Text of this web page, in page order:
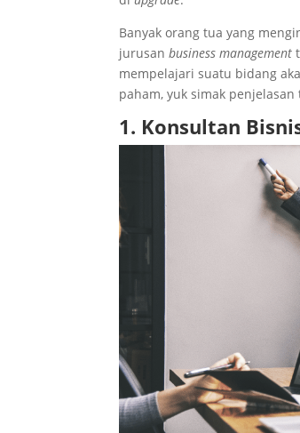
Banyak orang tua yang
jurusanbusiness management
mempelajari suatu bidang
paham, yuk simak
1. Konsultan